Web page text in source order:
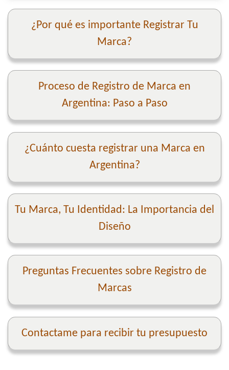
¿Por qué es importante Registrar Tu
Marca?
Proceso de Registro de Marca en
Argentina: Paso a Paso
¿Cuánto cuesta registrar una Marca en
Argentina?
Tu Marca, Tu Identidad: La Importancia del
Diseño
Preguntas Frecuentes sobre Registro de
Marcas
Contactame para recibir tu presupuesto